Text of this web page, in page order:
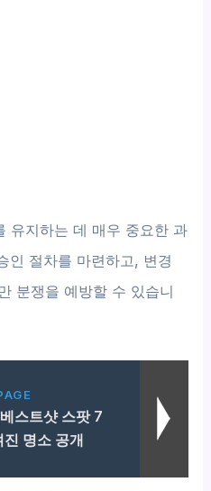
유지하는 데 매우 중요한 과
인 절차를 마련하고, 변경
분쟁을 예방할 수 있습니
스트샷 스팟 7
진 명소 공개